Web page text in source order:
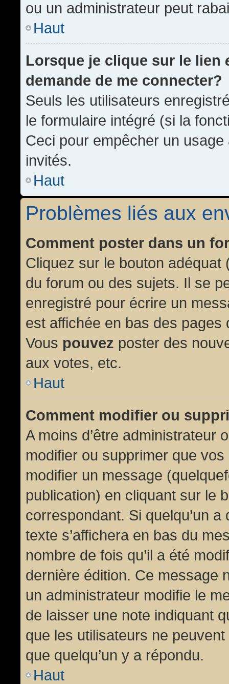
ou un administrateur peut
Haut
Lorsque je clique sur le lien
demande de me connecter?
Seuls les utilisateurs
le formulaire intégré (si la
Ceci pour empêcher un
invités.
Haut
Problèmes liés aux
Comment poster dans un
Cliquez sur le bouton
du forum ou des sujets. Il se
enregistré pour écrire un
est affichée en bas des
Vous pouvez poster des
aux votes, etc.
Haut
Comment modifier ou
A moins d’être administrateur
modifier ou supprimer que
modifier un message
publication) en cliquant sur le
correspondant. Si quelqu’un
texte s’affichera en bas du
nombre de fois qu’il a été
dernière édition. Ce message
un administrateur modifie le
de laisser une note indiquant
que les utilisateurs ne
que quelqu’un y a répondu.
Haut